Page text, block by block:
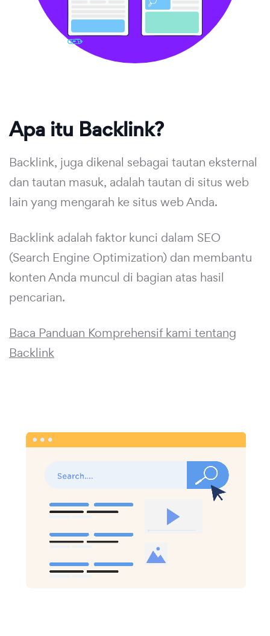
Apa itu Backlink?
Backlink, juga dikenal sebagai tautan eksternal
dan tautan masuk, adalah tautan di situs web
lain yang mengarah ke situs web Anda.
Backlink adalah faktor kunci dalam SEO
(Search Engine Optimization) dan membantu
konten Anda muncul di bagian atas hasil
pencarian.
Baca Panduan Komprehensif kami tentang
Backlink